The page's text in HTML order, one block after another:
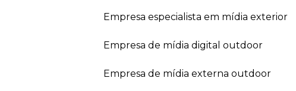
empresa especialista em mídia exterior
empresa de mídia digital outdoor
empresa de mídia externa outdoor